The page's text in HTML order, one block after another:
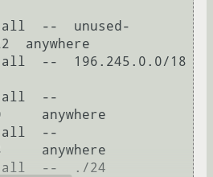
--  unused-
22  anywhere
--  196.245.0.0/18
all  --
anywhere
all  --
anywhere
all  --  ./24